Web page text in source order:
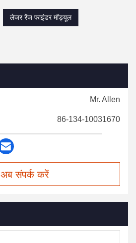
लेजर रेंज फाइंडर मॉड्यूल
Mr. Allen
86-134-10031670
अब संपर्क करें